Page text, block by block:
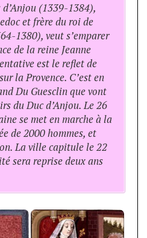
(1339-1384),
et frère du roi de
1380), veut s’emparer
de la reine Jeanne
est le reflet de
la Provence. C’est en
Du Guesclin que vont
du Duc d’Anjou. Le 26
se met en marche à la
de 2000 hommes, et
La ville capitule le 22
sera reprise deux ans